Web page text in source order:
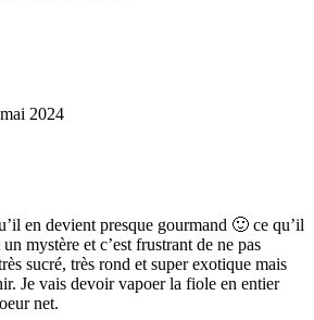
2024
en devient presque gourmand 🙂 ce qu’il
un mystère et c’est frustrant de ne pas
sucré, très rond et super exotique mais
Je vais devoir vapoer la fiole en entier
net.